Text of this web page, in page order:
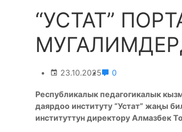
“УСТАТ”
23.10.2025 0
Республикалык педагогикалык
даярдоо институту “Устат” жаңы
институттун директору Алмазбек